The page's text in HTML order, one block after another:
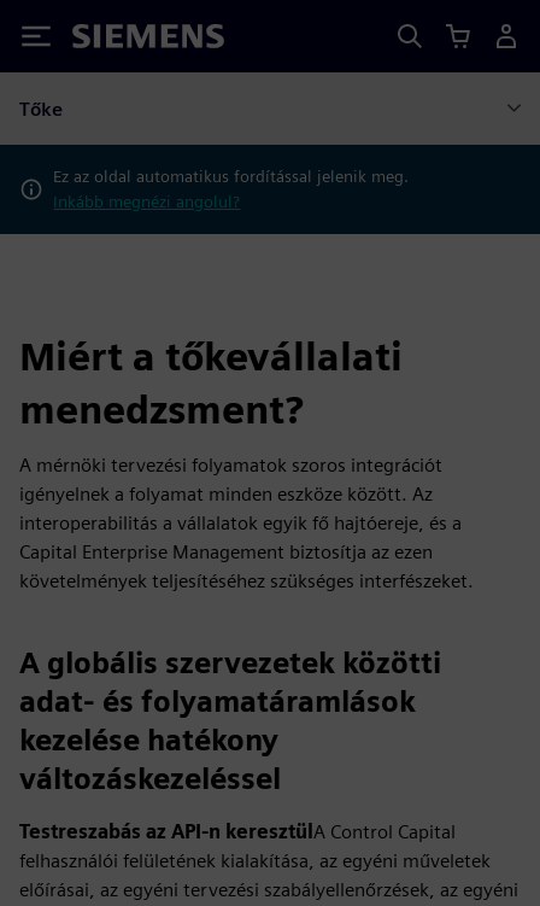
Siemens
Tőke
Ez az oldal automatikus fordítással jelenik meg.
Inkább megnézi angolul?
Miért a tőkevállalati
menedzsment?
A mérnöki tervezési folyamatok szoros integrációt
igényelnek a folyamat minden eszköze között. Az
interoperabilitás a vállalatok egyik fő hajtóereje, és a
Capital Enterprise Management biztosítja az ezen
követelmények teljesítéséhez szükséges interfészeket.
A globális szervezetek közötti
adat- és folyamatáramlások
kezelése hatékony
változáskezeléssel
Testreszabás az API-n keresztül A Control Capital
felhasználói felületének kialakítása, az egyéni műveletek
előírásai, az egyéni tervezési szabályellenőrzések, az egyéni